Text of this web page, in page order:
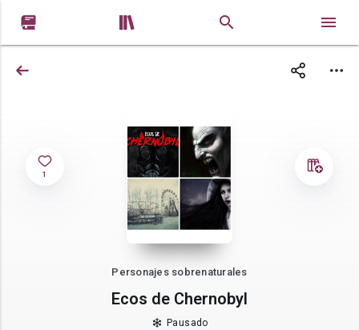
 
1
Personajes sobrenaturales
Ecos de Chernobyl
Pausado